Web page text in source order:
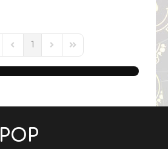
Page
Previous Page
1
Next PageLast Page
POP